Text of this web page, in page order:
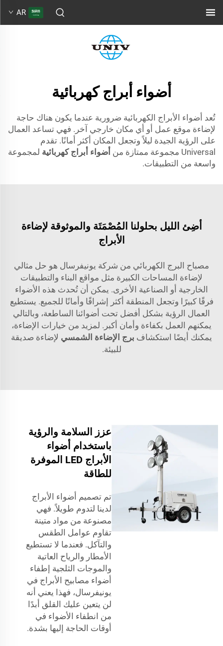
AR
أضواء أبراج كهربائية
تُعد أضواء الأبراج الكهربائية ضرورية عندما يكون هناك حاجة
لإضاءة موقع عمل أو أي مكان خارجي آخر. فهي تساعد العمال
على الرؤية الجيدة ليلاً وتجعل المكان أكثر أمانًا. تقدم
Universal مجموعة ممتازة من
أضواء أبراج كهربائية لمجموعة
واسعة من التطبيقات.
أضِئ الليل بحلولنا المُصْمَتَة والموثوقة لإضاءة
الأبراج
مصباح البرج الكهربائي من شركة يونيفرسال هو حل مثالي
لإضاءة المساحات الكبيرة مثل مواقع البناء والتطبيقات
الخارجية أو الصناعية الأخرى. يمكن أن تُحدث هذه الأضواء
فرقًا كبيرًا وتجعل المنطقة أكثر إشراقًا وأمانًا للجميع. يستطيع
العمال الرؤية بشكل أفضل تحت أضوائنا الساطعة، وبالتالي
يمكنهم العمل بكفاءة وأمان أكبر. لمزيد من خيارات الإضاءة،
يمكنك أيضًا استكشاف برج الإضاءة الشمسي لإضاءة صديقة
للبيئة.
عزز السلامة والرؤية
باستخدام أضواء
الأبراج LED الموفرة
للطاقة
تم تصميم أضواء الأبراج
لدينا لتدوم طويلاً. فهي
مصنوعة من مواد متينة
تقاوم عوامل الطقس
والتآكل. فعندما لا تستطيع
الأمطار والرياح العاتية
والموجات الثلجية إطفاء
أضواء مصابيح الأبراج في
يونيفرسال، فهذا يعني أنه
لن يتعين عليك القلق أبدًا
من انطفاء الأضواء في
أوقات الحاجة إليها بشدة.